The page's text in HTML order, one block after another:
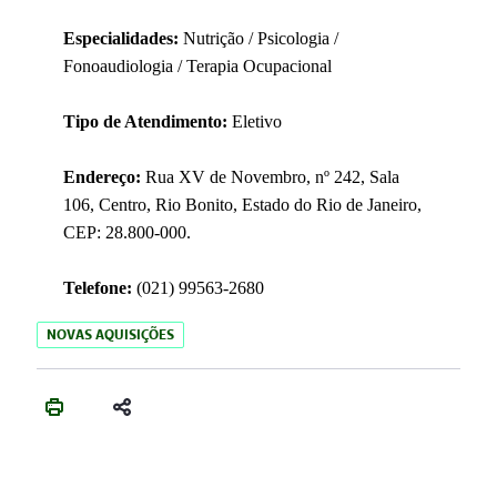
Especialidades: Nutrição / Psicologia /
Fonoaudiologia / Terapia Ocupacional
Tipo de Atendimento: Eletivo
Endereço: Rua XV de Novembro, nº 242, Sala
106, Centro, Rio Bonito, Estado do Rio de Janeiro,
CEP: 28.800-000.
Telefone: (021) 99563-2680
NOVAS AQUISIÇÕES